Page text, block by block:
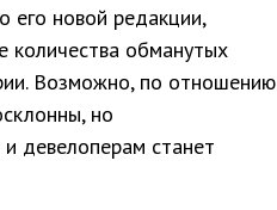
новой редакции,
количества обманутых
Возможно, по отношению
но
девелоперам станет